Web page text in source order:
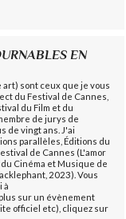
EN
sont ceux que je vous
du Festival de Cannes,
du Film et du
de jurys de
de vingt ans. J'ai
parallèles, Éditions du
de Cannes (L'amor
Cinéma et Musique de
2023). Vous
à
sur un évènement
officiel etc), cliquez sur